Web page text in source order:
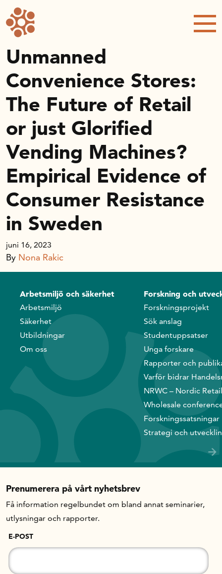
Forskning och utveckling
Forskningsprojekt
Rapporter och publikationer
NRWC – Nordic Retail and Wholesale
Strategi och utveckling
Inspel till forsknings- och
innovationspropositionen
Initiativ för att stärka handeln – En
strategisk forskningsagenda
Sök anslag
Forskningsprojekt
Postdoc-stöd
Handelns studentuppsatspris
Infrastrukturellt stöd
Planeringsanslag
Unga forskare
Varför bidrar Handelsrådet?
Forskningssatsningar
Kompetens och omställning
Handelns ekonomiska råd
Kalender
Handelsrådet Play
Handelsfakta.se
In English
Unmanned
Convenience Stores:
The Future of Retail
or just Glorified
Vending Machines?
Empirical Evidence of
Consumer Resistance
in Sweden
juni 16, 2023
By Nona Rakic
Arbetsmiljö och säkerhet
Arbetsmiljö
Säkerhet
Utbildningar
Om oss
Forskning och
Forskningsprojekt
Sök anslag
Studentuppsatser
Unga forskare
Rapporter och
Varför bidrar
NRWC – Nordic
Wholesale
Forskningssatsningar
Strategi och
Prenumerera på vårt nyhetsbrev
Få information regelbundet om bland annat seminarier,
utlysningar och rapporter.
E-POST